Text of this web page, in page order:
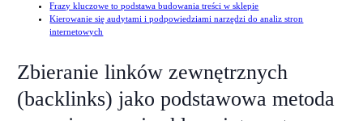
Frazy kluczowe to podstawa budowania treści w sklepie
Kierowanie się audytami i podpowiedziami narzędzi do analiz stron
internetowych
Zbieranie linków zewnętrznych
(backlinks) jako podstawowa metoda